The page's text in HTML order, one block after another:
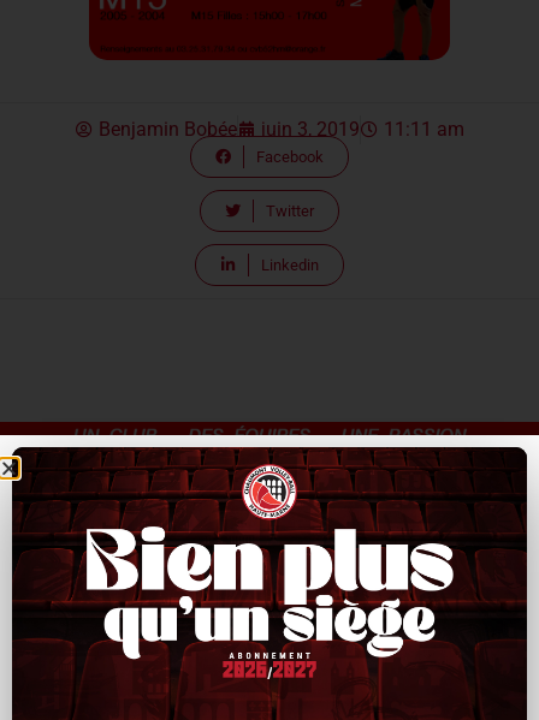
Benjamin Bobée juin 3, 2019 11:11 am
Facebook
Twitter
Linkedin